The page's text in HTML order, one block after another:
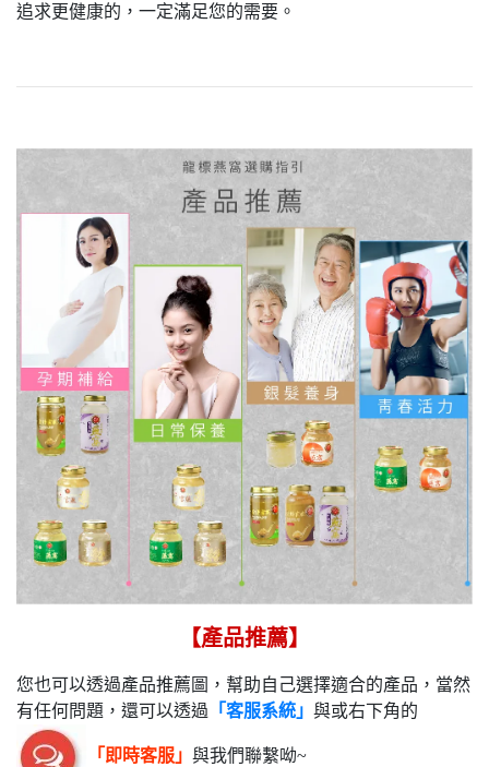
追求更健康的，一定滿足您的需要。
【產品推薦】
您也可以透過產品推薦圖，幫助自己選擇適合的產品，當然
有任何問題，還可以透過 「客服系統」 與或右下角的
「即時客服」 與我們聯繫呦~